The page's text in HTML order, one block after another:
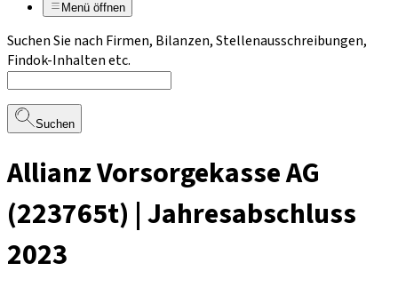
Menü öffnen
Suchen Sie nach Firmen, Bilanzen, Stellenausschreibungen,
Findok-Inhalten etc.
Suchen
Allianz Vorsorgekasse AG
(223765t) | Jahresabschluss
2023